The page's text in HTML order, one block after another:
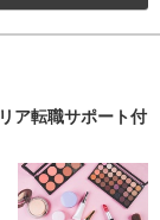
ア転職サポート付